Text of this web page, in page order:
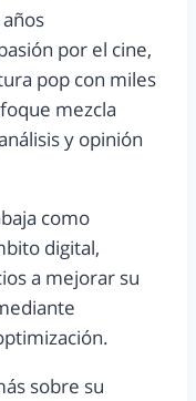
por el cine,
pop con miles
mezcla
y opinión
como
digital,
a mejorar su
sobre su